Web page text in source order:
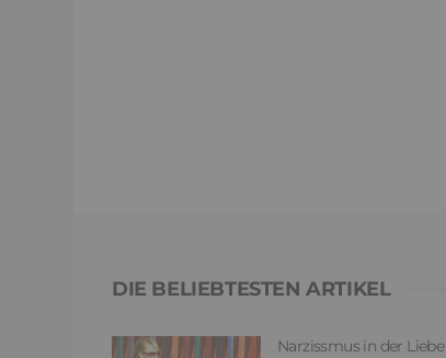
DIE BELIEBTESTEN ARTIKEL
Narzissmus in der Liebe